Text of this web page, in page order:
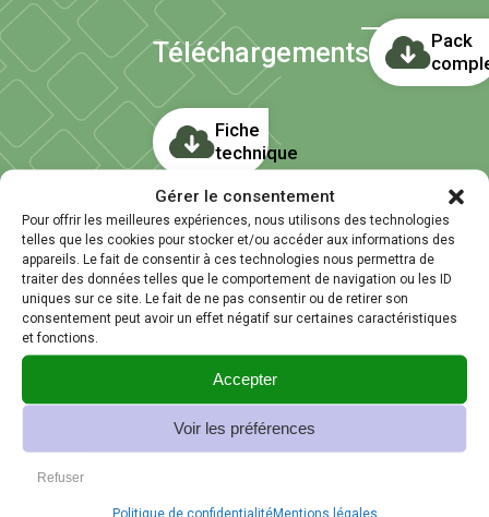
Gérer le consentement
Pour offrir les meilleures expériences, nous utilisons des technologies
telles que les cookies pour stocker et/ou accéder aux informations des
appareils. Le fait de consentir à ces technologies nous permettra de
traiter des données telles que le comportement de navigation ou les ID
uniques sur ce site. Le fait de ne pas consentir ou de retirer son
consentement peut avoir un effet négatif sur certaines caractéristiques
et fonctions.
Accepter
Refuser
Voir les préférences
Politique de confidentialitéMentions légales
Téléchargements
Pack
Fiche
technique
Réalisations